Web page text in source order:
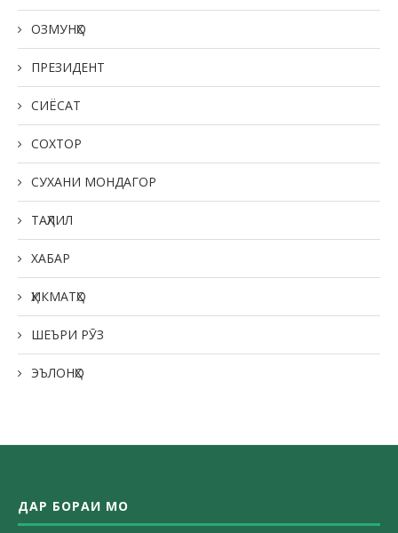
ОЗМУНҲО
ПРЕЗИДЕНТ
СИЁСАТ
СОХТОР
СУХАНИ МОНДАГОР
ТАҲЛИЛ
ХАБАР
ҲИКМАТҲО
ШЕЪРИ РӮЗ
ЭЪЛОНҲО
ДАР БОРАИ МО